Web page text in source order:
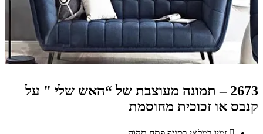
2673 – תמונה מעוצבת של “האש שלי " על
קנבס או זכוכית מחוסמת